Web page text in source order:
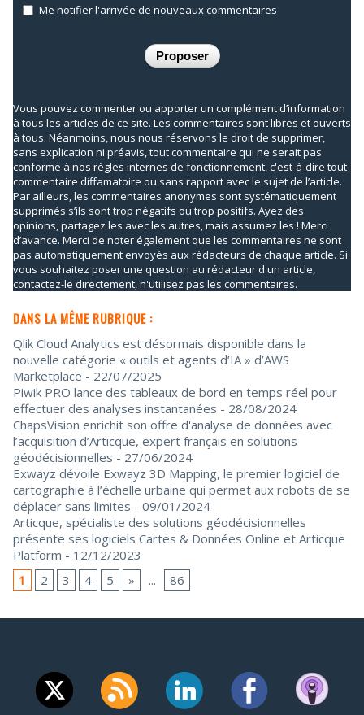
Me notifier l'arrivée de nouveaux commentaires
Vous pouvez commenter ou apporter un complément d’information
à tous les articles de ce site. Les commentaires sont libres et ouverts
à tous. Néanmoins, nous nous réservons le droit de supprimer,
sans explication ni préavis, tout commentaire qui ne serait pas
conforme à nos règles internes de fonctionnement, c'est-à-dire tout
commentaire diffamatoire ou sans rapport avec le sujet de l’article.
Par ailleurs, les commentaires anonymes sont systématiquement
supprimés s’ils sont trop négatifs ou trop positifs. Ayez des
opinions, partagez les avec les autres, mais assumez les ! Merci
d’avance. Merci de noter également que les commentaires ne sont
pas automatiquement envoyés aux rédacteurs de chaque article. Si
vous souhaitez poser une question au rédacteur d'un article,
contactez-le directement, n'utilisez pas les commentaires.
DANS LA MÊME RUBRIQUE :
Qlik Cloud Analytics est désormais disponible dans la
nouvelle catégorie « outils et agents d’IA » d’AWS
Marketplace - 22/07/2025
Piwik PRO lance des tableaux de bord en temps réel pour
effectuer des analyses instantanées - 28/08/2024
ChapsVision enrichit son offre d'analyse de données avec
l’acquisition d’Articque, expert français en solutions
géodécisionnelles - 27/06/2024
Exwayz dévoile Exwayz 3D Mapping, le premier logiciel de
cartographie à l’échelle urbaine qui permet aux robots de se
déplacer sans limites - 09/01/2024
Articque, spécialiste des solutions géodécisionnelles
présente ses logiciels Cartes & Données Online et Articque
Platform - 12/12/2023
1
2 3 4 5 » ... 86